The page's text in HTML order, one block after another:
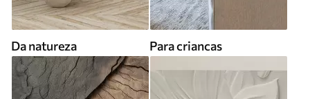
Da natureza Para criancas